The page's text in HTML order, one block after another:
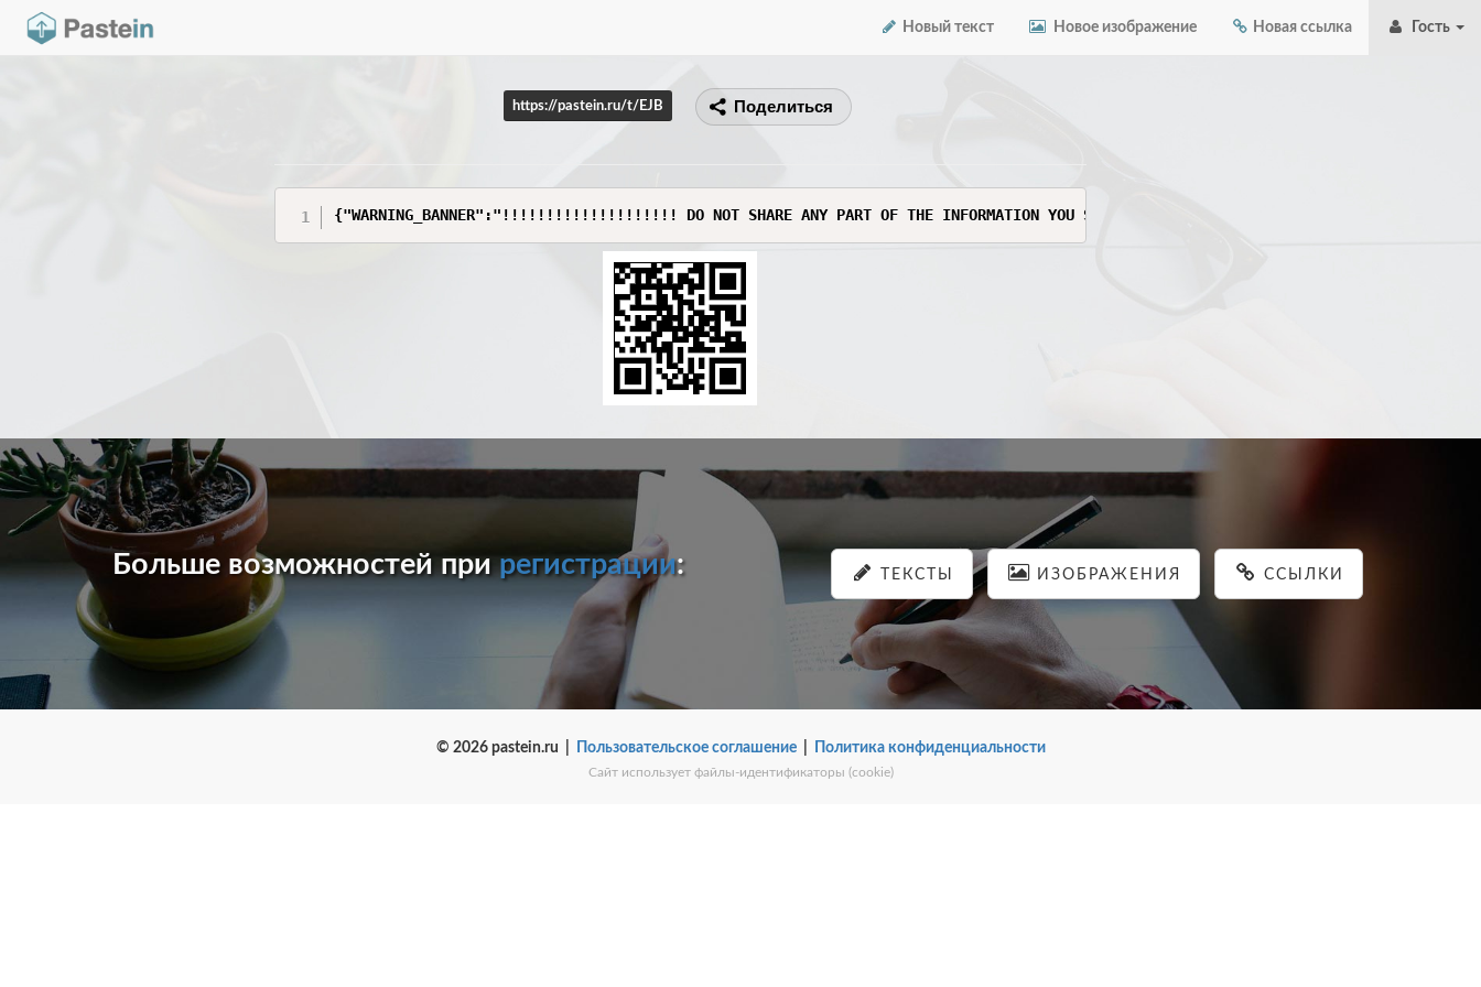
Новый текст Новое изображение Новая ссылка Гость
https://pastein.ru/t/EJB Поделиться
{"WARNING_BANNER":"!!!!!!!!!!!!!!!!!!!! DO NOT SHARE ANY PART OF THE INFORMATION YOU SEE HERE. THIS INFORMATION IS SENSITIVE AND CAN
Больше возможностей прирегистрации: ТЕКСТЫ ИЗОБРАЖЕНИЯ ССЫЛКИ
© 2026 pastein.ru | Пользовательское соглашение| Политика конфиденциальности
Сайт использует файлы-идентификаторы (cookie)